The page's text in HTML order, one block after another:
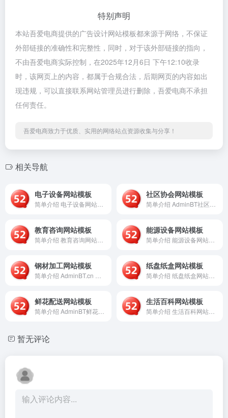
特别声明
本站吾爱电商提供的广告设计网站模板都来源于网络，不保证
外部链接的准确性和完整性，同时，对于该外部链接的指向，
不由吾爱电商实际控制，在2025年12月6日 下午12:10收录
时，该网页上的内容，都属于合规合法，后期网页的内容如出
现违规，可以直接联系网站管理员进行删除，吾爱电商不承担
任何责任。
吾爱电商致力于优质、实用的网络站点资源收集与分享！
相关导航
电子设备网站模板 社区协会网站模板
教育咨询网站模板 能源设备网站模板
钢材加工网站模板 纸盘纸盒网站模板
鲜花配送网站模板 生活百科网站模板
暂无评论